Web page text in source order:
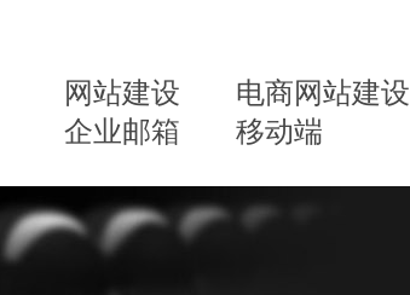
网站建设
电商网站建设
企业邮箱
移动端